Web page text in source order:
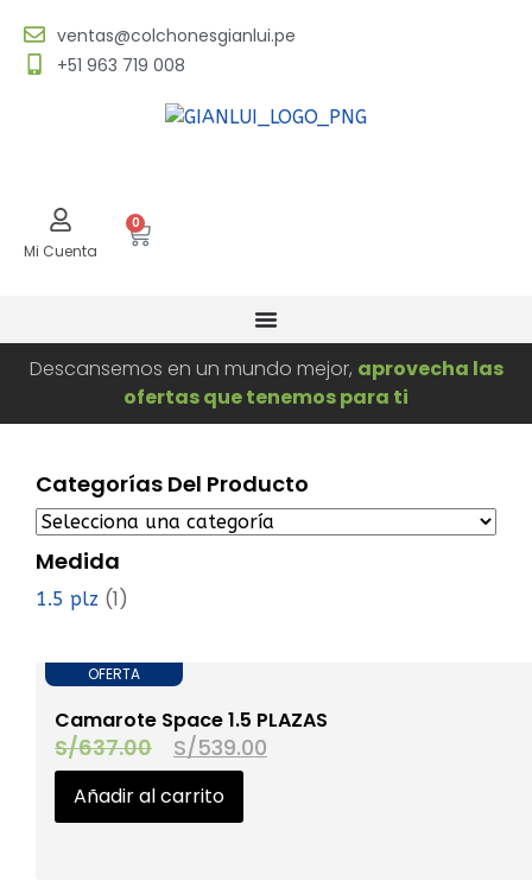
ventas@colchonesgianlui.pe
+51 963 719 008
Mi Cuenta
0
Descansemos en un mundo mejor, aprovecha las
ofertas que tenemos para ti
Categorías Del Producto
Medida
1.5 plz (1)
OFERTA
Camarote Space 1.5 PLAZAS
S/637.00 S/539.00
Añadir al carrito